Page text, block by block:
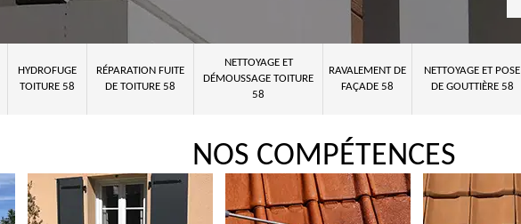
HYDROFUGE
TOITURE 58
RÉPARATION FUITE
DE TOITURE 58
NETTOYAGE ET
DÉMOUSSAGE TOITURE
58
RAVALEMENT DE
FAÇADE 58
NETTOYAGE ET POSE
DE GOUTTIÈRE 58
NOS COMPÉTENCES